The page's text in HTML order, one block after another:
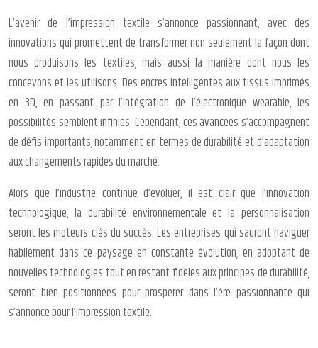
L’avenir de l’impression textile s’annonce passionnant, avec des
innovations qui promettent de transformer non seulement la façon dont
nous produisons les textiles, mais aussi la manière dont nous les
concevons et les utilisons. Des encres intelligentes aux tissus imprimés
en 3D, en passant par l’intégration de l’électronique wearable, les
possibilités semblent infinies. Cependant, ces avancées s’accompagnent
de défis importants, notamment en termes de durabilité et d’adaptation
aux changements rapides du marché.
Alors que l’industrie continue d’évoluer, il est clair que l’innovation
technologique, la durabilité environnementale et la personnalisation
seront les moteurs clés du succès. Les entreprises qui sauront naviguer
habilement dans ce paysage en constante évolution, en adoptant de
nouvelles technologies tout en restant fidèles aux principes de durabilité,
seront bien positionnées pour prospérer dans l’ère passionnante qui
s’annonce pour l’impression textile.